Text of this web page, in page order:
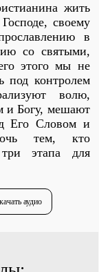
жить
своему
в
со святыми,
этого мы не
под контролем
волю,
и Богу, мешают
Его Словом и
тем, кто
этапа для
аудио